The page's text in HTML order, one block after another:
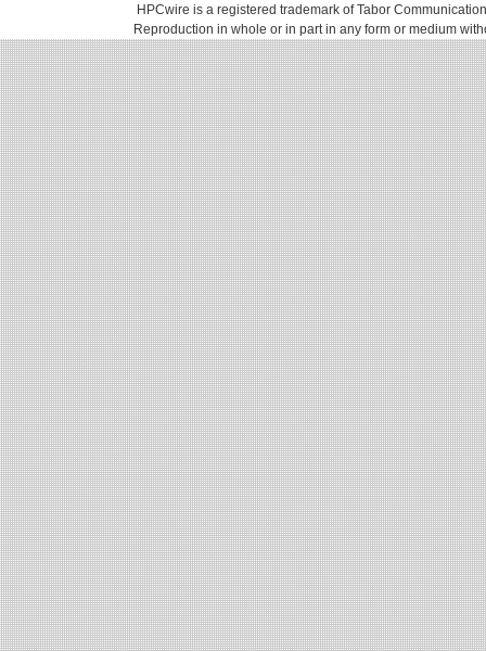
HPCwire is a registered trademark of Tabor
Reproduction in whole or in part in any form or medium